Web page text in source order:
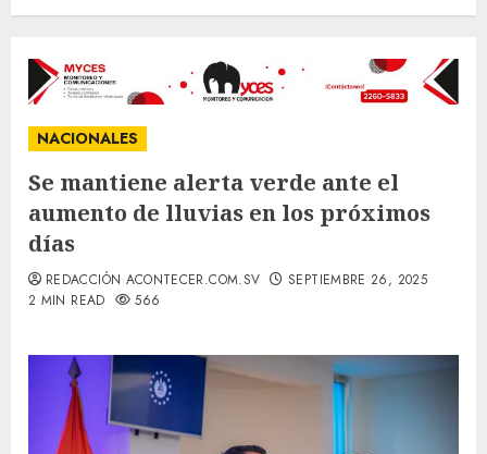
NACIONALES
Se mantiene alerta verde ante el
aumento de lluvias en los próximos
días
REDACCIÓN ACONTECER.COM.SV
SEPTIEMBRE 26, 2025
2 MIN READ
566